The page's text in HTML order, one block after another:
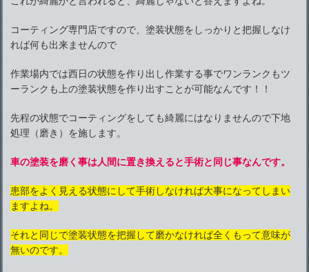
コーティング専門店ですので、塗装状態をしっかりと把握しなけ
れば何も出来ませんので
作業場内では西日の状態を作り出し作業する事でワンランクもツ
ーランクも上の塗装状態を作り出すことが可能なんです！！
先程の状態でコーティングをしても綺麗にはなりませんので下地
処理（磨き）を施します。
車の塗装を磨く事は人間に置き換えると手術と同じ事なんです。
患部をよく見える状態にして手術しなければ大事になってしまい
ますよね。
それと同じで塗装状態を把握して磨かなければ全くもって意味が
無いのです。